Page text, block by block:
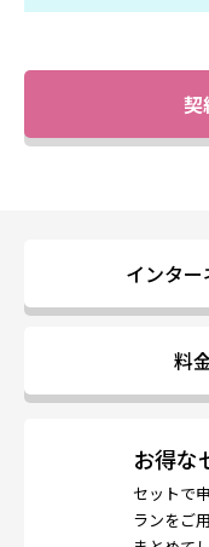
契
インタ
料
お得な
セットで
ランをご